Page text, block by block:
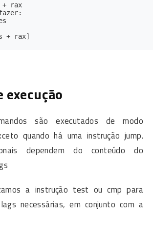
rax
execução
são executados de modo
quando há uma instrução jump.
dependem do conteúdo do
a instrução test ou cmp para
necessárias, em conjunto com a